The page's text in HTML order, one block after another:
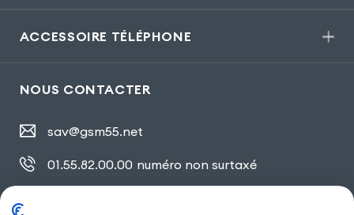
ACCESSOIRE TÉLÉPHONE
NOUS CONTACTER
sav@gsm55.net
01.55.82.00.00 numéro non surtaxé